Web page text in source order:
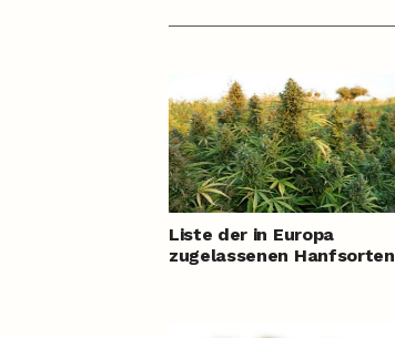
Liste der in Europa
zugelassenen Hanfsorten